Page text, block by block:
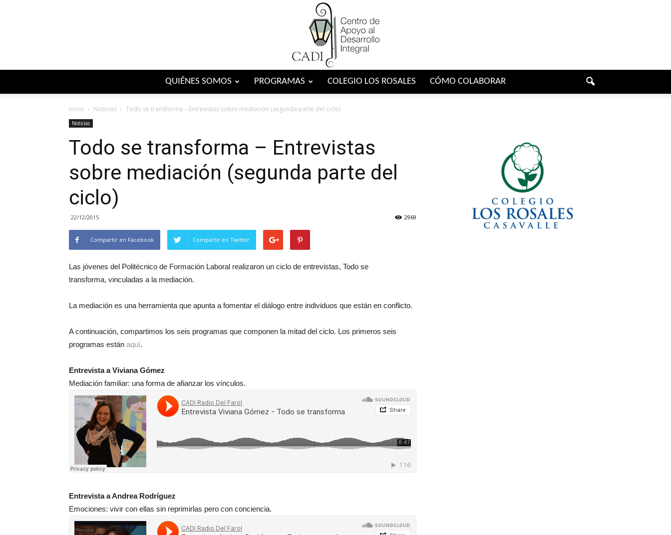
CADI
QUIÉNES SOMOS PROGRAMAS COLEGIO LOS ROSALES CÓMO COLABORAR
Inicio Noticias Todo se transforma – Entrevistas sobre mediación (segunda parte del ciclo)
Noticias
Todo se transforma – Entrevistas
sobre mediación (segunda parte del
ciclo)
22/12/2015 2969
Compartir en Facebook Compartir en Twitter
Las jóvenes del Politécnico de Formación Laboral realizaron un ciclo de entrevistas, Todo se
transforma, vinculadas a la mediación.
La mediación es una herramienta que apunta a fomentar el diálogo entre individuos que están en conflicto.
A continuación, compartimos los seis programas que componen la mitad del ciclo. Los primeros seis
programas están aquí.
Entrevista a Viviana Gómez
Mediación familiar: una forma de afianzar los vínculos.
Entrevista a Andrea Rodríguez
Emociones: vivir con ellas sin reprimirlas pero con conciencia.